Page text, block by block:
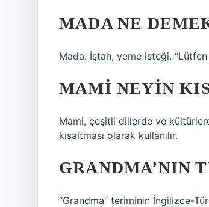
MADA NE
Mada: İştah, yeme isteği.
MAMI NEYIN
Mami, çeşitli dillerde ve
kısaltması olarak kullanılır.
GRANDMA’NIN
“Grandma” teriminin İngilizce-